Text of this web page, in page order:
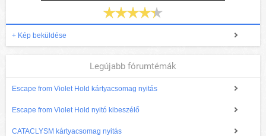
+ Kép beküldése
Legújabb fórumtémák
Escape from Violet Hold kártyacsomag nyitás
Escape from Violet Hold nyitó kibeszélő
CATACLYSM kártyacsomag nyitás